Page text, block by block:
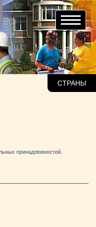
СТРАНЫ
принадлежностей.